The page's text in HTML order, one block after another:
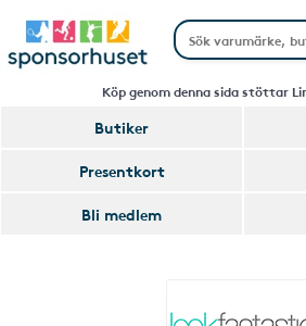
Köp genom denna sida stöttar
Butiker
Presentkort
Bli medlem